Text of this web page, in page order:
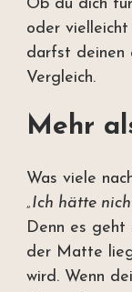
Ob du dich
oder
darfst deinen
Vergleich.
Mehr
Was viele
„Ich hätte
Denn es geht
der Matte
wird. Wenn